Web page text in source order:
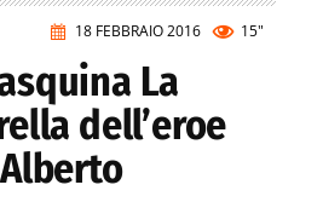
18 FEBBRAIO 2016 15"
La
dell’eroe